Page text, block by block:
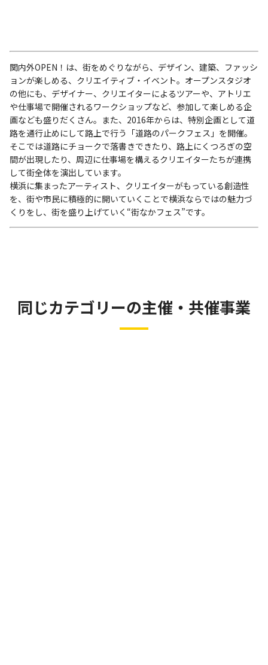
関内外OPEN！は、街をめぐりながら、デザイン、建築、ファッシ
ョンが楽しめる、クリエイティブ・イベント。オープンスタジオ
の他にも、デザイナー、クリエイターによるツアーや、アトリエ
や仕事場で開催されるワークショップなど、参加して楽しめる企
画なども盛りだくさん。また、2016年からは、特別企画として道
路を通行止めにして路上で行う「道路のパークフェス」を開催。
そこでは道路にチョークで落書きできたり、路上にくつろぎの空
間が出現したり、周辺に仕事場を構えるクリエイターたちが連携
して街全体を演出しています。
横浜に集まったアーティスト、クリエイターがもっている創造性
を、街や市民に積極的に開いていくことで横浜ならではの魅力づ
くりをし、街を盛り上げていく“街なかフェス”です。
同じカテゴリーの主催・共催事業